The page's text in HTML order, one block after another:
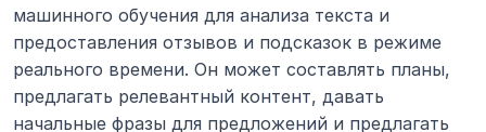
машинного обучения для анализа текста и
предоставления отзывов и подсказок в режиме
реального времени. Он может составлять планы,
предлагать релевантный контент, давать
начальные фразы для предложений и предлагать